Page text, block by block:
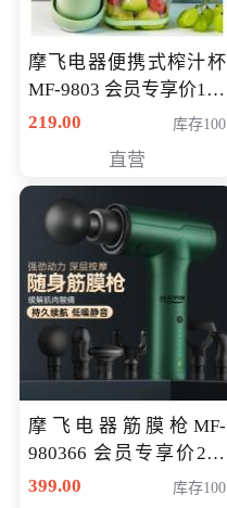
摩飞电器便携式榨汁杯
MF-9803 会员专享价138
元
219.00 库存100
直营
摩飞电器筋膜枪MF-
980366 会员专享价299
元
399.00 库存100